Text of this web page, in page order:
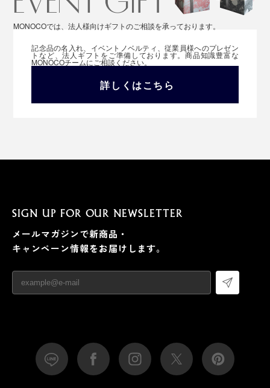
MONOCOでは、法人様向けギフトのご相談を承っております。
記念品の名入れ、イベントノベルティ、従業員様へのプレゼン
トなど、法人ギフトをご準備しております。商品知識豊富な
MONOCOチームにご相談ください。
詳しくはこちら
SIGN UP FOR OUR NEWSLETTER
メールマガジンで新商品・
キャンペーン情報をお届けします。